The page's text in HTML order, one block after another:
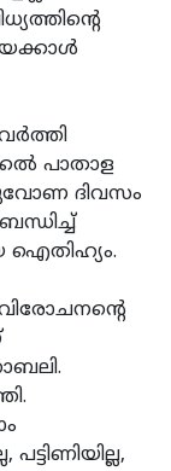
പാതാള
ദിവസം
ഐതിഹ്യം.